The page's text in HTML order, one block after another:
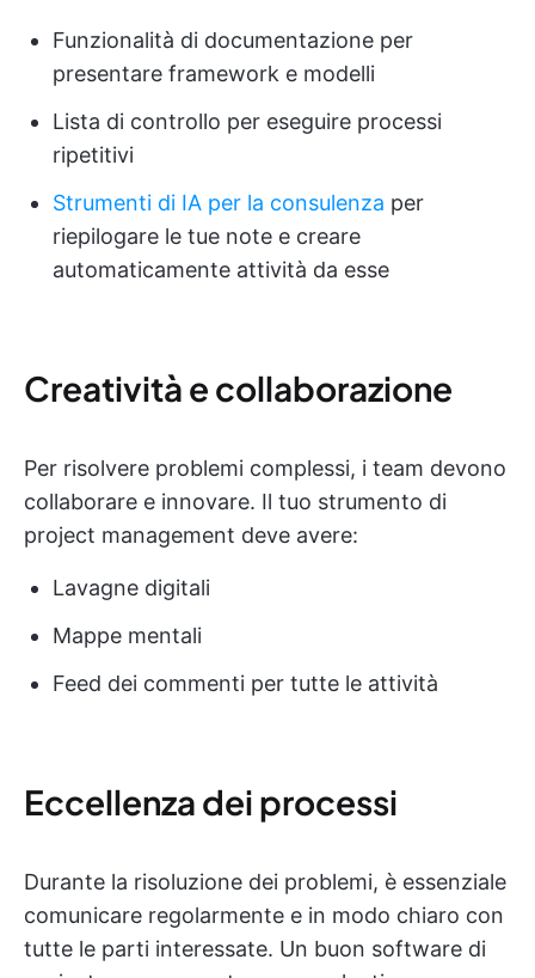
Funzionalità di documentazione per
presentare framework e modelli
Lista di controllo per eseguire processi
ripetitivi
Strumenti di IA per la consulenza per
riepilogare le tue note e creare
automaticamente attività da esse
Creatività e collaborazione
Per risolvere problemi complessi, i team devono
collaborare e innovare. Il tuo strumento di
project management deve avere:
Lavagne digitali
Mappe mentali
Feed dei commenti per tutte le attività
Eccellenza dei processi
Durante la risoluzione dei problemi, è essenziale
comunicare regolarmente e in modo chiaro con
tutte le parti interessate. Un buon software di